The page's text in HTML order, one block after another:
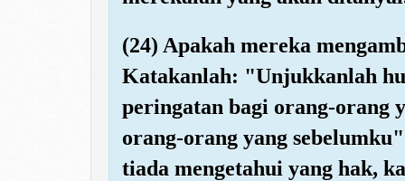
(24) Apakah mereka
Katakanlah: "Unjukkanlah
peringatan bagi orang-orang
orang-orang yang
tiada mengetahui yang hak,